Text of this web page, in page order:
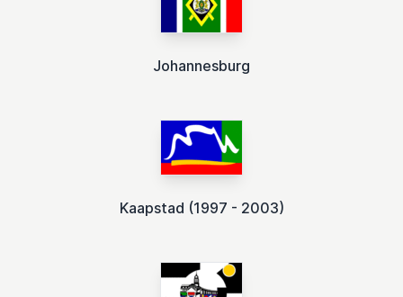
Johannesburg
Kaapstad (1997 - 2003)